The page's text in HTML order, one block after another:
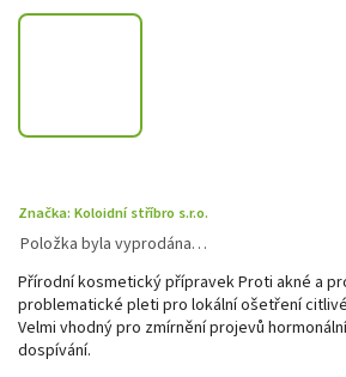
Značka: Koloidní stříbro s.r.o.
Položka byla vyprodána…
Přírodní kosmetický přípravek Proti akné a
problematické pleti pro lokální ošetření
Velmi vhodný pro zmírnění projevů
dospívání.